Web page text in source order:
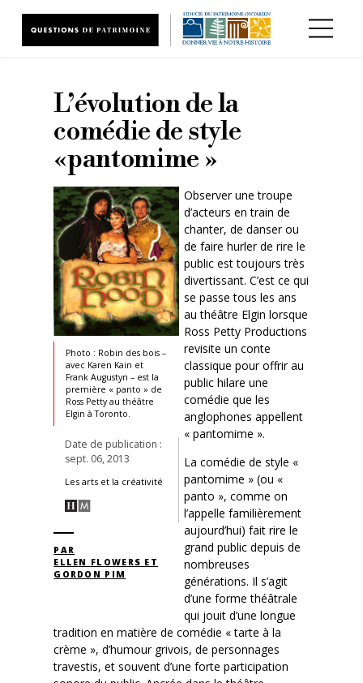
L’évolution de la
comédie de style
«pantomime »
Photo : Robin des bois –
avec Karen Kain et
Frank Augustyn – est la
première « panto » de
Ross Petty au théâtre
Elgin à Toronto.
Date de publication :
sept. 06, 2013
Les arts et la créativité
PAR
ELLEN FLOWERS ET
GORDON PIM
Observer une troupe
d’acteurs en train de
chanter, de danser ou
de faire hurler de rire le
public est toujours très
divertissant. C’est ce qui
se passe tous les ans
au théâtre Elgin lorsque
Ross Petty Productions
revisite un conte
classique pour offrir au
public hilare une
comédie que les
anglophones appellent
« pantomime ».
La comédie de style «
pantomime » (ou «
panto », comme on
l’appelle familièrement
aujourd’hui) fait rire le
grand public depuis de
nombreuses
générations. Il s’agit
d’une forme théâtrale
qui jouit d’une longue
tradition en matière de comédie « tarte à la
crème », d’humour grivois, de personnages
travestis, et souvent d’une forte participation